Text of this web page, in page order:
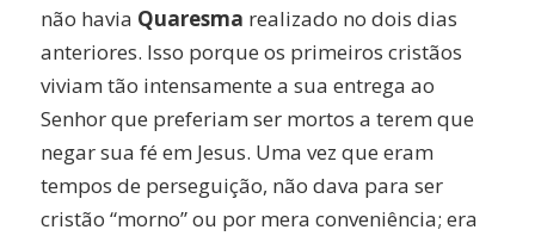
não havia Quaresma realizado no dois dias
anteriores. Isso porque os primeiros cristãos
viviam tão intensamente a sua entrega ao
Senhor que preferiam ser mortos a terem que
negar sua fé em Jesus. Uma vez que eram
tempos de perseguição, não dava para ser
cristão “morno” ou por mera conveniência; era